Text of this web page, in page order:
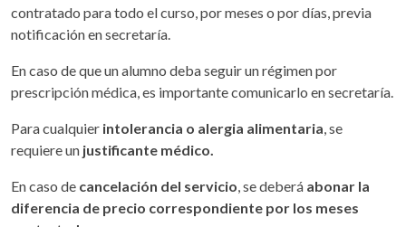
contratado para todo el curso, por meses o por días, previa
notificación en secretaría.
En caso de que un alumno deba seguir un régimen por
prescripción médica, es importante comunicarlo en secretaría.
Para cualquier intolerancia o alergia alimentaria, se
requiere un justificante médico.
En caso de cancelación del servicio, se deberá abonar la
diferencia de precio correspondiente por los meses